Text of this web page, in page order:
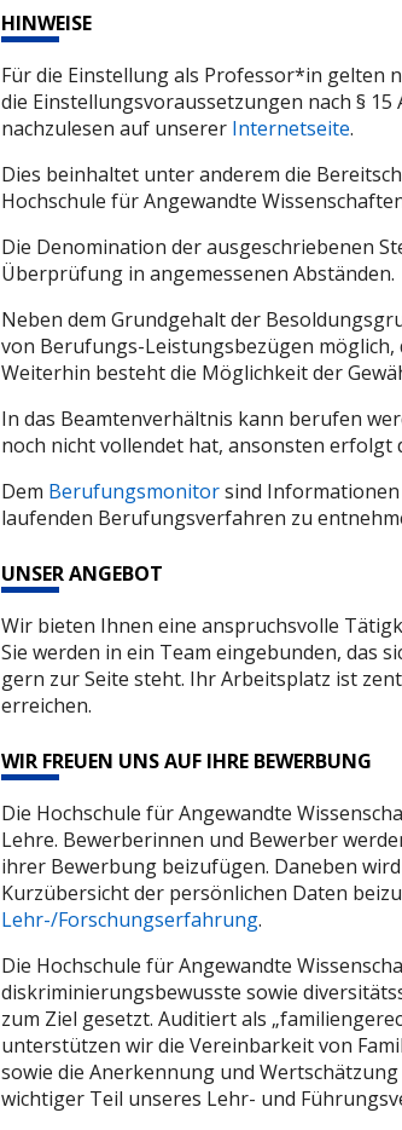
HINWEISE
Für die Einstellung als Professor*in gelten
die Einstellungsvoraussetzungen nach § 15
nachzulesen auf unserer Internetseite.
Dies beinhaltet unter anderem die
Hochschule für Angewandte
Die Denomination der ausgeschriebenen
Überprüfung in angemessenen Abständen.
Neben dem Grundgehalt der
von Berufungs-Leistungsbezügen
Weiterhin besteht die Möglichkeit der
In das Beamtenverhältnis kann berufen
noch nicht vollendet hat, ansonsten
Dem Berufungsmonitorsind Informationen
laufenden Berufungsverfahren zu
UNSER ANGEBOT
Wir bieten Ihnen eine anspruchsvolle
Sie werden in ein Team eingebunden, das
gern zur Seite steht. Ihr Arbeitsplatz ist
erreichen.
WIR FREUEN UNS AUF IHRE BEWERBUNG
Die Hochschule für Angewandte
Lehre. Bewerberinnen und Bewerber
ihrer Bewerbung beizufügen. Daneben
Kurzübersicht der persönlichen Daten
Lehr-/Forschungserfahrung.
Die Hochschule für Angewandte
diskriminierungsbewusste sowie
zum Ziel gesetzt. Auditiert als
unterstützen wir die Vereinbarkeit von
sowie die Anerkennung und
wichtiger Teil unseres Lehr- und